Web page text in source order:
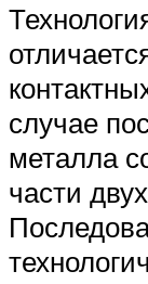
случае
металла
части